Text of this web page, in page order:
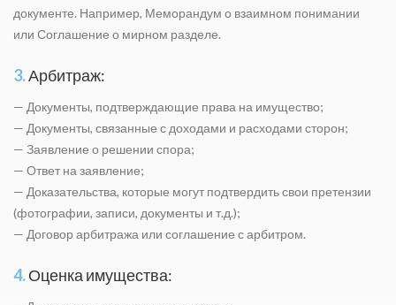
документе. Например, Меморандум о взаимном понимании
или Соглашение о мирном разделе.
3.Арбитраж:
— Документы, подтверждающие права на имущество;
— Документы, связанные с доходами и расходами сторон;
— Заявление о решении спора;
— Ответ на заявление;
— Доказательства, которые могут подтвердить свои претензии
(фотографии, записи, документы и т.д.);
— Договор арбитража или соглашение с арбитром.
4.Оценка имущества: